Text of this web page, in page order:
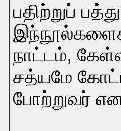
பதிற்றுப்
நாட்டம்,
சத்யமே
போற்றுவர்